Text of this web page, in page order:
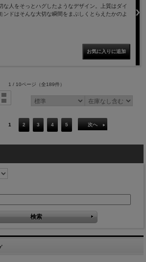
な人をそっとハグしたようなデザイン。上質はダイ
ンドはそんな大切な瞬間をまぶしくとらえたかのよ
1 / 10ページ （全189件）
1 2 3 4 5 次へ